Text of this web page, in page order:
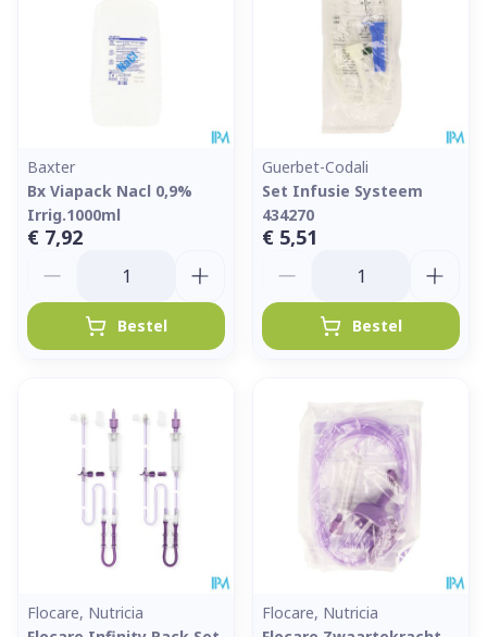
Baxter
Bx Viapack Nacl 0,9%
Irrig.1000ml
€ 7,92
Bestel
Guerbet-Codali
Set Infusie Systeem
434270
€ 5,51
Bestel
Flocare, Nutricia
Flocare, Nutricia